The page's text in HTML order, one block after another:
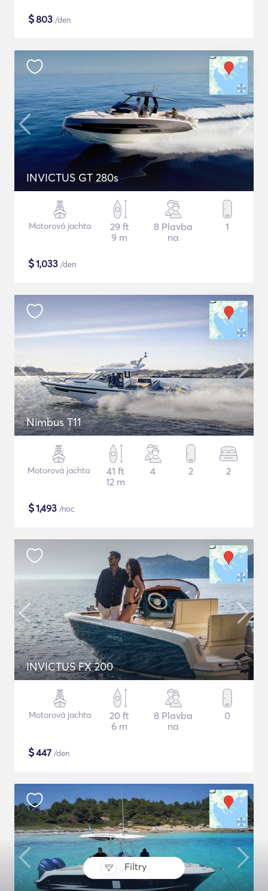
Filtry
$803 /den
INVICTUS GT 280s
Motorová jachta
29 ft
9 m
8 Plavba
na
1
$1,033 /den
Nimbus T11
Motorová jachta
41 ft
12 m
4 2 2
$1,493 /noc
INVICTUS FX 200
Motorová jachta
20 ft
6 m
8 Plavba
na
0
$447 /den